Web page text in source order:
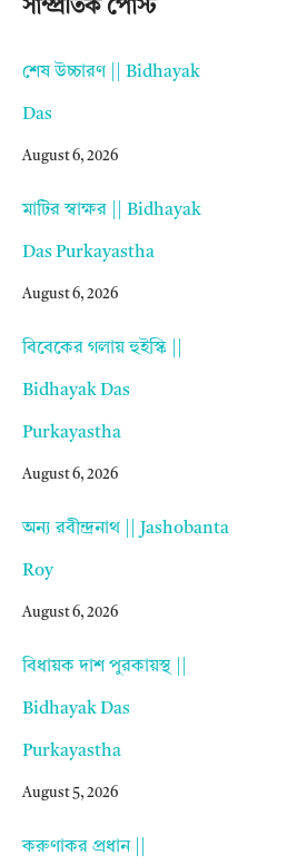
সাম্প্রতিক পোস্ট
শেষ উচ্চারণ || Bidhayak
Das
August 6, 2026
মাটির স্বাক্ষর || Bidhayak
Das Purkayastha
August 6, 2026
বিবেকের গলায় হুইস্কি ||
Bidhayak Das
Purkayastha
August 6, 2026
অন্য রবীন্দ্রনাথ || Jashobanta
Roy
August 6, 2026
বিধায়ক দাশ পুরকায়স্থ ||
Bidhayak Das
Purkayastha
August 5, 2026
করুণাকর প্রধান ||